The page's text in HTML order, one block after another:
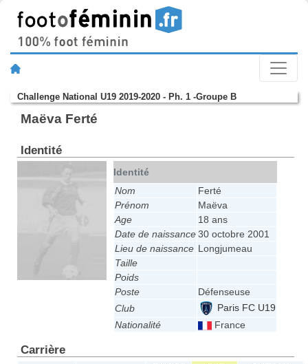
Challenge National U19 2019-2020 - Ph. 1 -Groupe B
Maëva Ferté
Identité
Identité
Nom
Ferté
Prénom
Maëva
Age
18 ans
Date de naissance 30 octobre 2001
Lieu de naissance Longjumeau
Taille
Poids
Poste
Défenseuse
Club
Paris FC U19
Nationalité
France
Carrière